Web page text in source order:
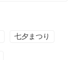
七夕まつり